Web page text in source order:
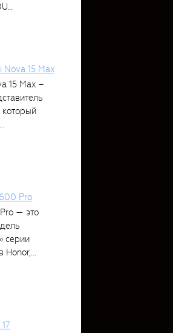
Nova 15 Max
15 Max –
который
Pro
— это
серии
Honor,...